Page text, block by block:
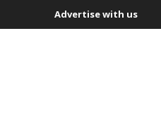
Advertise with us